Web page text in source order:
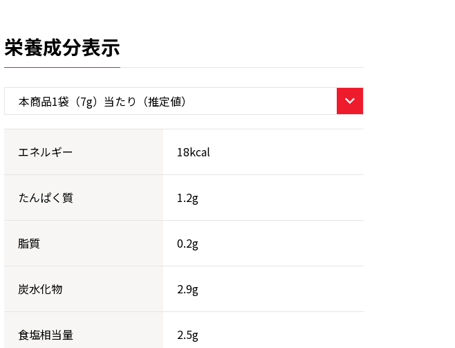
栄養成分表示
エネルギー 18kcal
たんぱく質 1.2g
脂質 0.2g
炭水化物 2.9g
食塩相当量 2.5g